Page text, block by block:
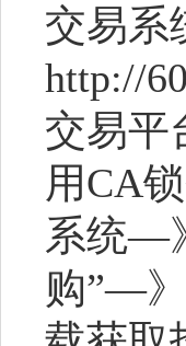
交易系
http://
交易平
用CA
系统—
购”—